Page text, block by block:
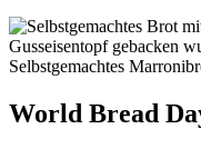
Selbstgemachtes
World Bread